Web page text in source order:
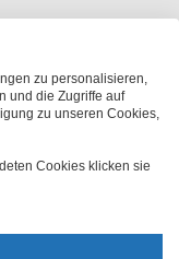
als
an, wenn du eine
aus. Dabei
zu personalisieren,
und die Zugriffe auf
zu unseren Cookies,
Cookies klicken sie